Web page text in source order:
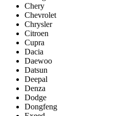
Chery
Chevrolet
Chrysler
Citroen
Cupra
Dacia
Daewoo
Datsun
Deepal
Denza
Dodge
Dongfeng